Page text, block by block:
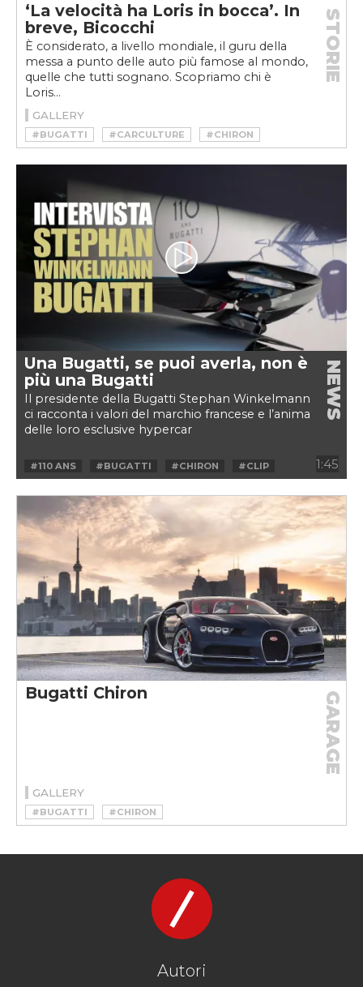
‘La velocità ha Loris in bocca’. In
breve, Bicocchi
È considerato, a livello mondiale, il guru della
messa a punto delle auto più famose al mondo,
quelle che tutti sognano. Scopriamo chi è
Loris...
STORIE
GALLERY
#BUGATTI #CARCULTURE
#CHIRON
#DALLARA
#EB110
#HYPERCAR
#STRADALE
#X-BOW
#ZONDA
Una Bugatti, se puoi averla, non è
più una Bugatti
Il presidente della Bugatti Stephan Winkelmann
ci racconta i valori del marchio francese e l’anima
delle loro esclusive hypercar
NEWS
#110 ANS #BUGATTI #CHIRON
#CLIP
#HYPERCAR
#PARCO VALENTINO
#PEOPLE
#STEPHAN WINKELMANN
1:45
Bugatti Chiron GARAGE
GALLERY
#BUGATTI #CHIRON
Autori